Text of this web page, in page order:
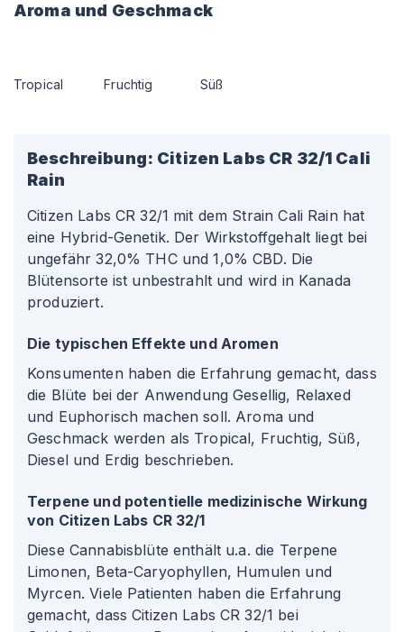
Aroma und Geschmack
Tropical Fruchtig Süß
Beschreibung: Citizen Labs CR 32/1 Cali
Rain
Citizen Labs CR 32/1 mit dem Strain Cali Rain hat
eine Hybrid-Genetik. Der Wirkstoffgehalt liegt bei
ungefähr 32,0% THC und 1,0% CBD. Die
Blütensorte ist unbestrahlt und wird in Kanada
produziert.
Die typischen Effekte und Aromen
Konsumenten haben die Erfahrung gemacht, dass
die Blüte bei der Anwendung Gesellig, Relaxed
und Euphorisch machen soll. Aroma und
Geschmack werden als Tropical, Fruchtig, Süß,
Diesel und Erdig beschrieben.
Terpene und potentielle medizinische Wirkung
von Citizen Labs CR 32/1
Diese Cannabisblüte enthält u.a. die Terpene
Limonen, Beta-Caryophyllen, Humulen und
Myrcen. Viele Patienten haben die Erfahrung
gemacht, dass Citizen Labs CR 32/1 bei